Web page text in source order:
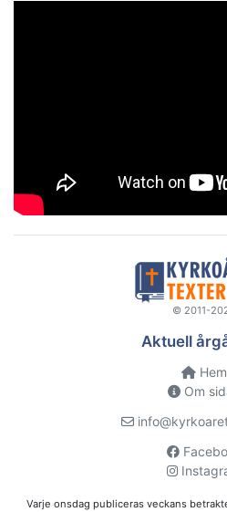
© 2011-
Aktuell
Hem
Om
Varje onsdag publiceras veckans